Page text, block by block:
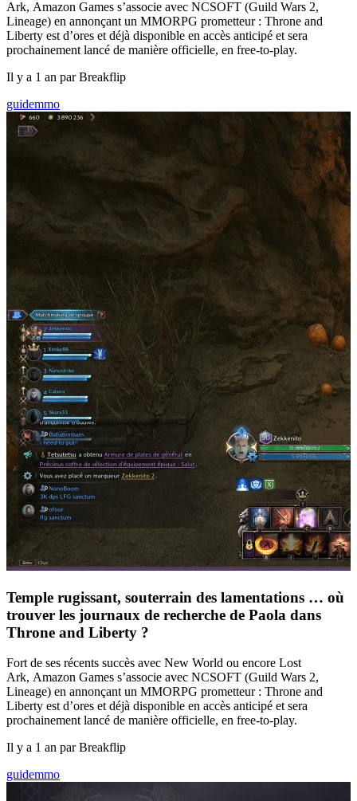
Ark, Amazon Games s’associe avec NCSOFT (Guild Wars 2,
Lineage) en annonçant un MMORPG prometteur : Throne and
Liberty est d’ores et déjà disponible en accès anticipé et sera
prochainement lancé de manière officielle, en free-to-play.
Il y a 1 an par Breakflip
guidemmo
Temple rugissant, souterrain des lamentations … où
trouver les journaux de recherche de Paola dans
Throne and Liberty ?
Fort de ses récents succès avec New World ou encore Lost
Ark, Amazon Games s’associe avec NCSOFT (Guild Wars 2,
Lineage) en annonçant un MMORPG prometteur : Throne and
Liberty est d’ores et déjà disponible en accès anticipé et sera
prochainement lancé de manière officielle, en free-to-play.
Il y a 1 an par Breakflip
guidemmo